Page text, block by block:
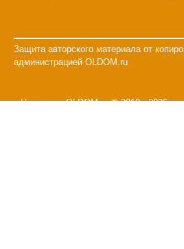
Защита авторского материала от
администрацией OLDOM.ru
Наш дом - OLDOM.ru © 2010 - 2026